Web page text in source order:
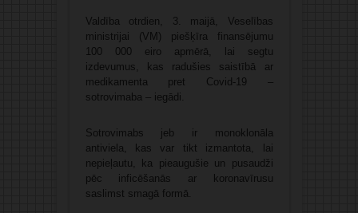
Valdība otrdien, 3. maijā, Veselības
ministrijai (VM) piešķīra finansējumu
100 000 eiro apmērā, lai segtu
izdevumus, kas radušies saistībā ar
medikamenta pret Covid-19 –
sotrovimaba – iegādi.
Sotrovimabs jeb ir monoklonāla
antiviela, kas var tikt izmantota, lai
nepieļautu, ka pieaugušie un pusaudži
pēc inficēšanās ar koronavīrusu
saslimst smagā formā.